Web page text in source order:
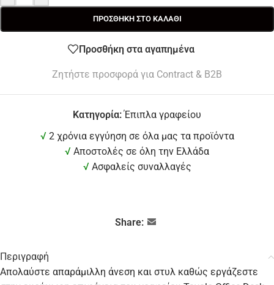
ΠΡΟΣΘΉΚΗ ΣΤΟ ΚΑΛΆΘΙ
Προσθήκη στα αγαπημένα
Ζητήστε προσφορά για Contract & B2B
Κατηγορία: Έπιπλα γραφείου
√ 2 χρόνια εγγύηση σε όλα μας τα προϊόντα
√ Αποστολές σε όλη την Ελλάδα
√ Ασφαλείς συναλλαγές
Share:
Περιγραφή
Απολαύστε απαράμιλλη άνεση και στυλ καθώς εργάζεστε